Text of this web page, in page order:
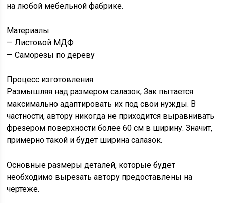
на любой мебельной фабрике.
Материалы.
— Листовой МДФ
— Саморезы по дереву
Процесс изготовления.
Размышляя над размером салазок, Зак пытается
максимально адаптировать их под свои нужды. В
частности, автору никогда не приходится выравнивать
фрезером поверхности более 60 см в ширину. Значит,
примерно такой и будет ширина салазок.
Основные размеры деталей, которые будет
необходимо вырезать автору предоставлены на
чертеже.